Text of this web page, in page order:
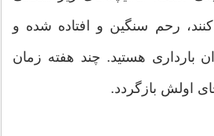
رحم سنگین و افتاده شده و
بارداری هستید. چند هفته زمان
اولش بازگردد.